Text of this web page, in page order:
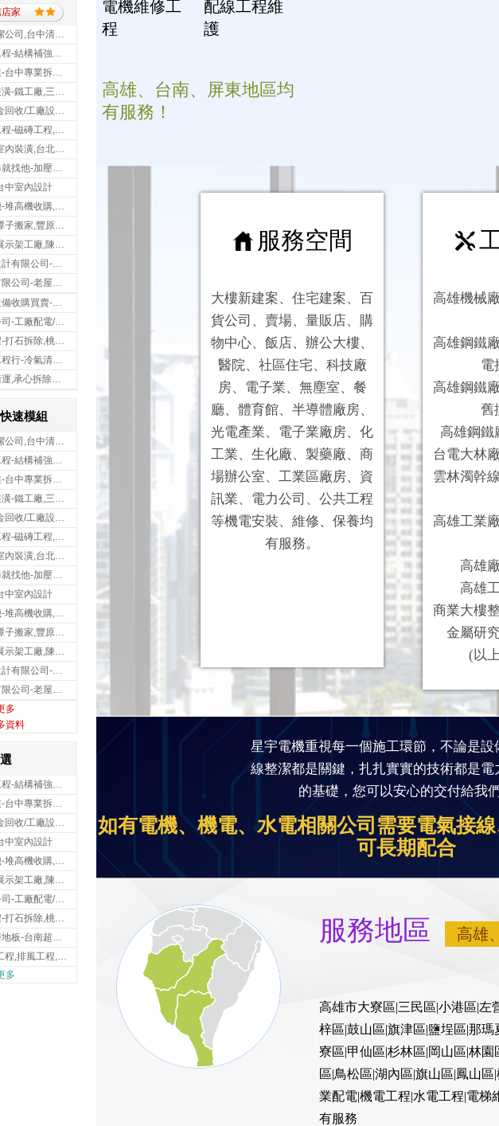
家
快可麗清潔-清潔公司,台中清潔公司,台中居家清潔
昶松土木包工業-台中專業拆除工程/挖土機出租
勝佳工程團隊-室內裝潢,台北房屋裝修,三重室內裝修
大桃園水電維修就找他-加壓馬達,抽水馬達,桃園水電行,中壢水電
中室內設計
迎家搬家公司-潭子搬家,豐原搬家,大雅搬家,大甲搬家,台中推薦搬家,台中搬家
山水園藝景觀設計有限公司-景觀工程,景觀設計,新竹園藝工程,新竹景觀設計
日發二手餐飲設備收購買賣-二手貨買賣,台中二手貨買賣,台中二手餐飲收購
翊棠工程有限公司-工廠配電/高雄消防機電公司
上吉錸拆除工程-打石拆除,桃園打石拆除,桃園拆除工程
富祈冷氣空調工程行-冷氣清洗,台中冷氣清洗,台中冷氣安裝,北區冷氣清洗
台中裝潢拆除清運,承心拆除清運工程-台中包月垃圾清運,台中工廠垃圾清運,北區裝潢拆除清運
速模組
快可麗清潔-清潔公司,台中清潔公司,台中居家清潔
昶松土木包工業-台中專業拆除工程/挖土機出租
勝佳工程團隊-室內裝潢,台北房屋裝修,三重室內裝修
大桃園水電維修就找他-加壓馬達,抽水馬達,桃園水電行,中壢水電
中室內設計
迎家搬家公司-潭子搬家,豐原搬家,大雅搬家,大甲搬家,台中推薦搬家,台中搬家
山水園藝景觀設計有限公司-景觀工程,景觀設計,新竹園藝工程,新竹景觀設計
多
資料
昶松土木包工業-台中專業拆除工程/挖土機出租
中室內設計
翊棠工程有限公司-工廠配電/高雄消防機電公司
上吉錸拆除工程-打石拆除,桃園打石拆除,桃園拆除工程
多
電機維修工
程
配線工程維
護
高雄、台南、屏東地區均
有服務！
服務空間
大樓新建案、住宅建案、百
貨公司、賣場、量販店、購
物中心、飯店、辦公大樓、
醫院、社區住宅、科技廠
房、電子業、無塵室、餐
廳、體育館、半導體廠房、
光電產業、電子業廠房、化
工業、生化廠、製藥廠、商
場辦公室、工業區廠房、資
訊業、電力公司、公共工程
等機電安裝、維修、保養均
有服務。
工
高雄機械
高雄鋼鐵
電
高雄鋼鐵
舊
高雄鋼鐵
台電大林
雲林濁幹
高雄工業
高雄
高雄
商業大樓
金屬研
(以
星宇電機重視每一個施工環節，不論是設
線整潔都是關鍵，扎扎實實的技術都是電
的基礎，您可以安心的交付給我
如有電機、機電、水電相關公司需要電氣接
可長期配合
服務地區 高雄
高雄市大寮區|三民區|小港區|左
梓區|鼓山區|旗津區|鹽埕區|那
寮區|甲仙區|杉林區|岡山區|林
區|鳥松區|湖內區|旗山區|鳳山
業配電|機電工程|水電工程|電
有服務